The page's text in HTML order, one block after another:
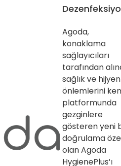
Agoda,
konaklama
sağlayıcıları
tarafından
sağlık ve hijyen
önlemlerini
platformunda
gezginlere
gösteren yeni
doğrulama
olan Agoda
HygienePlus’ı